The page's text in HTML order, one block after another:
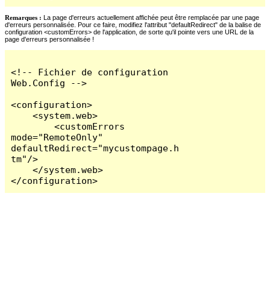
Remarques : La page d'erreurs actuellement affichée peut être remplacée par une page
d'erreurs personnalisée. Pour ce faire, modifiez l'attribut "defaultRedirect" de la balise de
configuration <customErrors> de l'application, de sorte qu'il pointe vers une URL de la
page d'erreurs personnalisée !
<!-- Fichier de configuration
Web.Config -->
<configuration>
    <system.web>
        <customErrors
mode="RemoteOnly"
defaultRedirect="mycustompage.h
tm"/>
    </system.web>
</configuration>